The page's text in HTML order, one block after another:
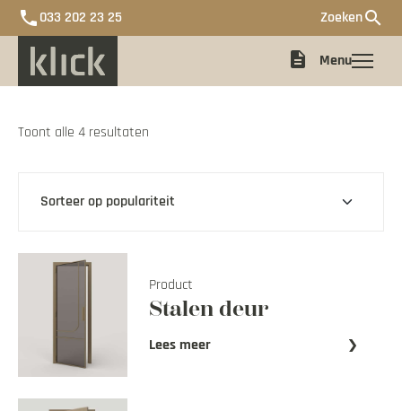
phone 033 202 23 25 Zoekensearch
De Ontwerpboer X Klick
description Menu
Toont alle 4 resultaten
Product
Stalen deur
Lees meer